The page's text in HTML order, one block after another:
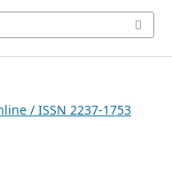
/ ISSN 2237-1753